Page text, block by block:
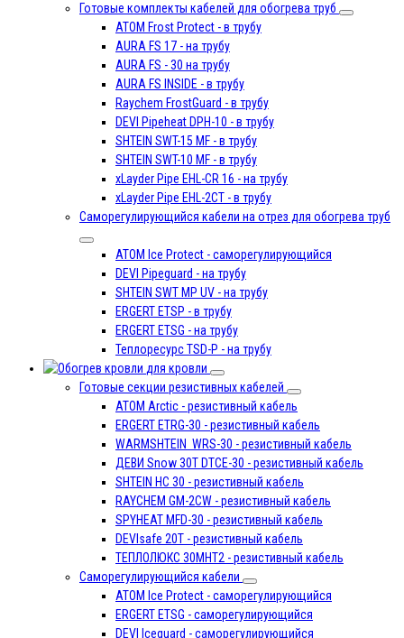
Готовые комплекты кабелей для обогрева труб
ATOM Frost Protect - в трубу
AURA FS 17 - на трубу
AURA FS - 30 на трубу
AURA FS INSIDE - в трубу
Raychem FrostGuard - в трубу
DEVI Pipeheat DPH-10 - в трубу
SHTEIN SWT-15 MF - в трубу
SHTEIN SWT-10 MF - в трубу
xLayder Pipe EHL-CR 16 - на трубу
xLayder Pipe EHL-2CT - в трубу
Саморегулирующийся кабели на отрез для обогрева труб
ATOM Ice Protect - саморегулирующийся
DEVI Pipeguard - на трубу
SHTEIN SWT MP UV - на трубу
ERGERT ETSP - в трубу
ERGERT ETSG - на трубу
Теплоресурс TSD-P - на трубу
для кровли
Готовые секции резистивных кабелей
ATOM Arctic - резистивный кабель
ERGERT ETRG-30 - резистивный кабель
WARMSHTEIN WRS-30 - резистивный кабель
ДЕВИ Snow 30T DTCE-30 - резистивный кабель
SHTEIN HC 30 - резистивный кабель
RAYCHEM GM-2CW - резистивный кабель
SPYHEAT МFD-30 - резистивный кабель
DEVIsafe 20T - резистивный кабель
ТЕПЛОЛЮКС 30МНТ2 - резистивный кабель
Саморегулирующийся кабели
ATOM Ice Protect - саморегулирующийся
ERGERT ETSG - саморегулирующийся
DEVI Iceguard - саморегулирующийся